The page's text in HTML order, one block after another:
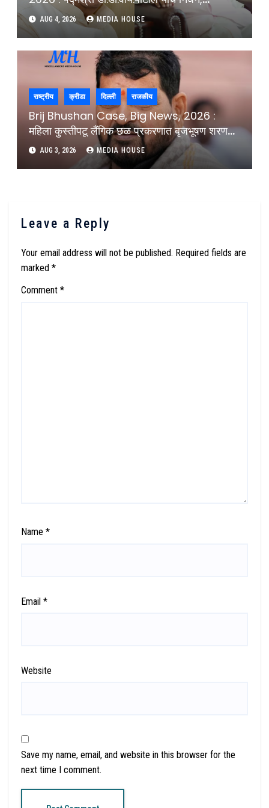
शिक्षणसम्राट काळाच्या पडद्याआड : Padmashri Dr
D.Y.Patil Passes Away In Kolhapur
University
AUG 4, 2026 MEDIA HOUSE
राष्ट्रीय क्रीडा दिल्ली राजकीय
Brij Bhushan Case, Big News, 2026 :
महिला कुस्तीपटू लैंगिक छळ प्रकरणात बृजभूषण शरण
सिंह निर्दोष, दिल्ली न्यायालयाचा निर्णय : Brij
Bhushan Sharan Singh Acquitted In
AUG 3, 2026 MEDIA HOUSE
Leave a Reply
Your email address will not be published. Required fields are
marked *
Comment *
Name *
Email *
Website
Save my name, email, and website in this browser for the
next time I comment.